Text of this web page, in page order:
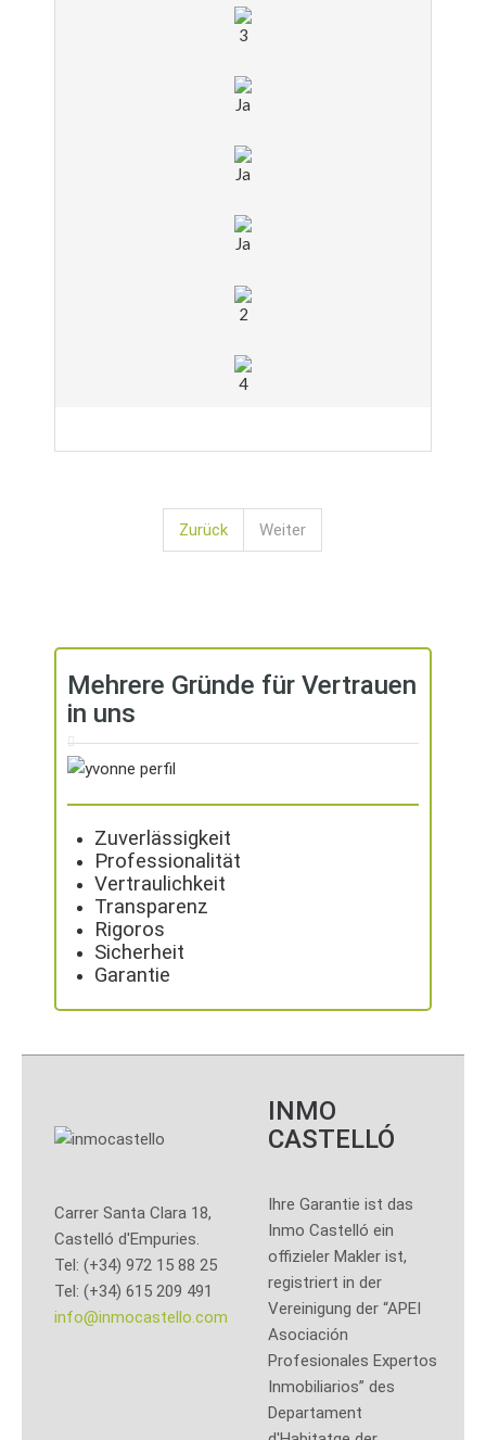
3
Ja
Ja
Ja
2
4
Zurück Weiter
Mehrere Gründe für Vertrauen
in uns
Zuverlässigkeit
Professionalität
Vertraulichkeit
Transparenz
Rigoros
Sicherheit
Garantie
Carrer Santa Clara 18,
Castelló d'Empuries.
Tel: (+34) 972 15 88 25
Tel: (+34) 615 209 491
info@inmocastello.com
INMO
CASTELLÓ
Ihre Garantie ist das
Inmo Castelló ein
offizieler Makler ist,
registriert in der
Vereinigung der “APEI
Asociación
Profesionales Expertos
Inmobiliarios” des
Departament